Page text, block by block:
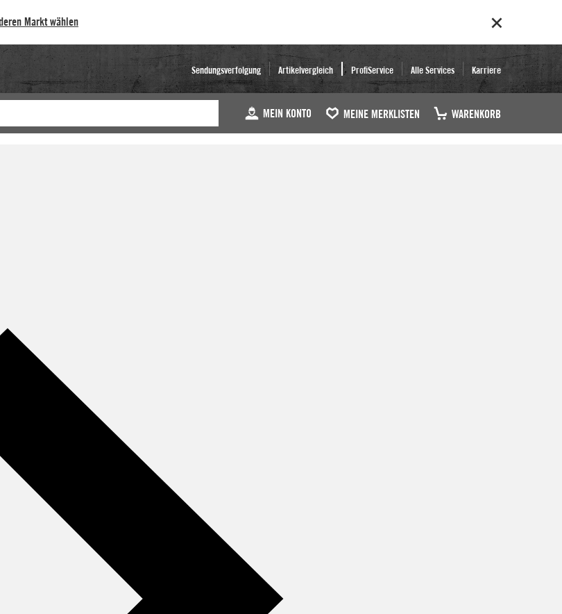
Markt wählen
Sendungsverfolgung Artikelvergleich ProfiService Alle Services Karriere
MEIN KONTO MEINE MERKLISTEN WARENKORB